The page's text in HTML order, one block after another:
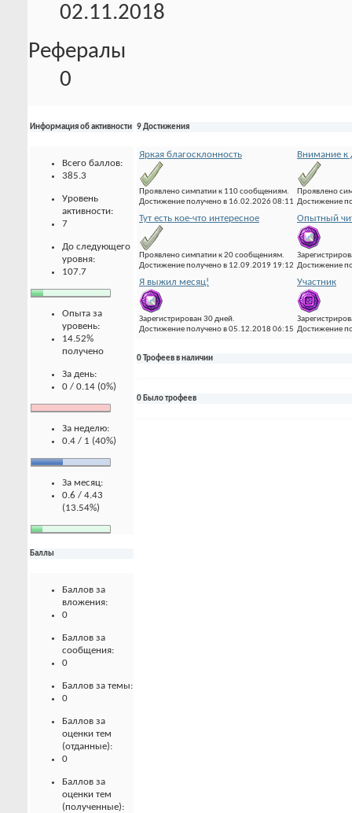
02.11.2018
Рефералы
0
Информация об активности
Всего баллов:
385.3
Уровень
активности:
7
До следующего
уровня:
107.7
Опыта за
уровень:
14.52%
получено
За день:
0 / 0.14 (0%)
За неделю:
0.4 / 1 (40%)
За месяц:
0.6 / 4.43
(13.54%)
Баллы
Баллов за
вложения:
0
Баллов за
сообщения:
0
Баллов за темы:
0
Баллов за
оценки тем
(отданные):
0
Баллов за
оценки тем
(полученные):
9 Достижения
Яркая благосклонность
Проявлено симпатии к 110 сообщениям.
Достижение получено в 16.02.2026 08:11
Внимание к
Проявлено
Достижение
Тут есть кое-что интересное
Проявлено симпатии к 20 сообщениям.
Достижение получено в 12.09.2019 19:12
Опытный
Достижение
Я выжил месяц!
Зарегистрирован 30 дней.
Достижение получено в 05.12.2018 06:15
Участник
Достижение
0 Трофеев в наличии
0 Было трофеев